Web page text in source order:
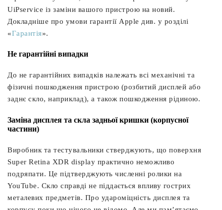
UiPservice із заміни вашого пристрою на новий.
Докладніше про умови гарантії Apple див. у розділі
«Гарантія».
Не гарантійні випадки
До не гарантійних випадків належать всі механічні та
фізичні пошкодження пристрою (розбитий дисплей або
заднє скло, наприклад), а також пошкодження рідиною.
Заміна дисплея та скла задньої кришки (корпусної
частини)
Виробник та тестувальники стверджують, що поверхня
Super Retina XDR display практично неможливо
подряпати. Це підтверджують численні ролики на
YouTube. Скло справді не піддається впливу гострих
металевих предметів. Про удароміцність дисплея та